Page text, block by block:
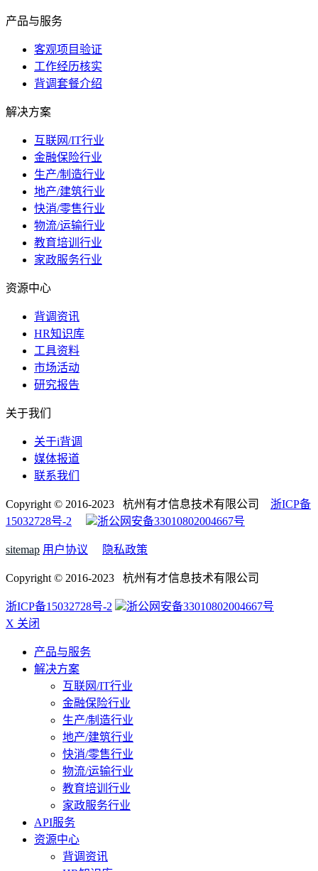
产品与服务
客观项目验证
工作经历核实
背调套餐介绍
解决方案
互联网/IT行业
金融保险行业
生产/制造行业
地产/建筑行业
快消/零售行业
物流/运输行业
教育培训行业
家政服务行业
资源中心
背调资讯
HR知识库
工具资料
市场活动
研究报告
关于我们
关于i背调
媒体报道
联系我们
Copyright © 2016-2023 杭州有才信息技术有限公司 浙ICP备
15032728号-2
浙公网安备33010802004667号
sitemap 用户协议 隐私政策
Copyright © 2016-2023 杭州有才信息技术有限公司
浙ICP备15032728号-2
浙公网安备33010802004667号
X 关闭
产品与服务
解决方案
互联网/IT行业
金融保险行业
生产/制造行业
地产/建筑行业
快消/零售行业
物流/运输行业
教育培训行业
家政服务行业
API服务
资源中心
背调资讯